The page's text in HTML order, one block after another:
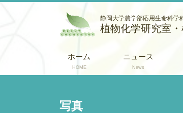
静岡大学農学部応用生命科学
植物化学研究室
ホーム
HOME
ニュース
News
写真